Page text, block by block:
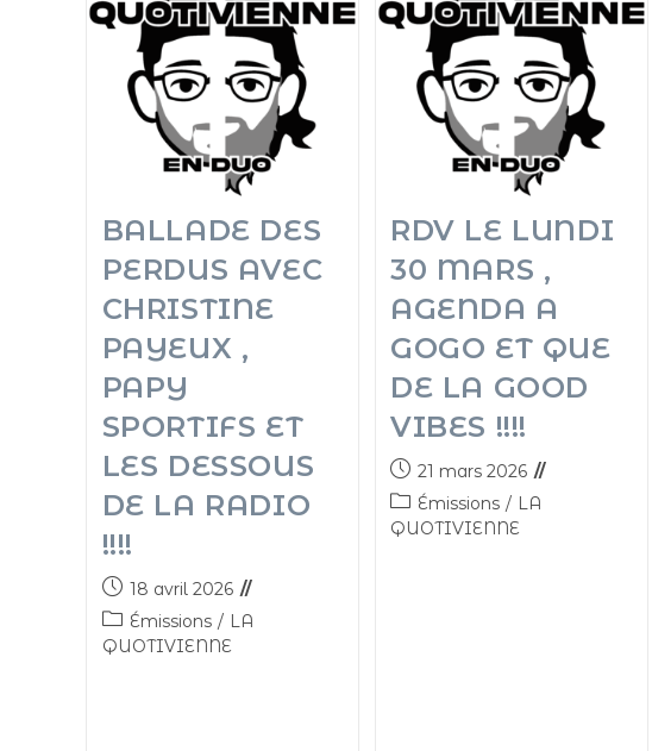
BALLADE DES
PERDUS AVEC
CHRISTINE
PAYEUX ,
PAPY
SPORTIFS ET
LES DESSOUS
DE LA RADIO
!!!!
18 avril 2026
Émissions / LA
QUOTIVIENNE
RDV LE LUNDI
30 MARS ,
AGENDA A
GOGO ET QUE
DE LA GOOD
VIBES !!!!
21 mars 2026
Émissions / LA
QUOTIVIENNE